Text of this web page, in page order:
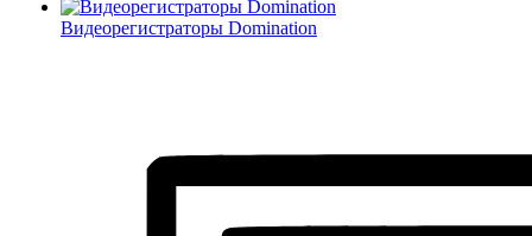
Видеорегистраторы Domination